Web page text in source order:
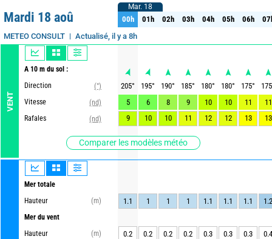
Mardi 18 aoû
METEO CONSULT Actualisé, il y a 8h
VENT
A 10 m du sol :
Direction
(°)
Vitesse
(nd)
Rafales
(nd)
Comparer les modèles météo
Mer totale
Hauteur
(m)
Mer du vent
Hauteur
(m)
Mar. 18
00h 01h 02h 03h 04h 05h 06h
Mar. 18
00h 01h 02h 03h 04h 05h 06h
205° 195° 190° 185° 180° 180° 175°
175
5
6 8 9 10 10 11
11
9
10 10 11 12 12 13 13
1.1 1 1 1 1.1 1.1 1.1 1.2
0.2 0.2 0.2 0.2 0.3 0.3 0.3 0.4